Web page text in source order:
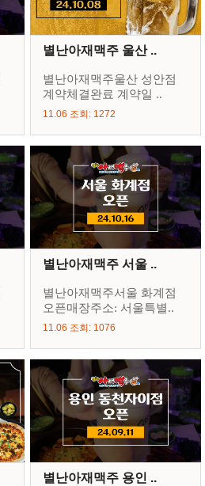
별난아재맥주 울산 ..
별난아재맥주울산 성안점
계약체결완료 계약일 ..
11.06 조회: 1272
별난아재맥주 서울 ..
별난아재맥주서울 화계점
오픈매장주소: 서울특별..
11.06 조회: 1076
별난아재맥주 용인 ..